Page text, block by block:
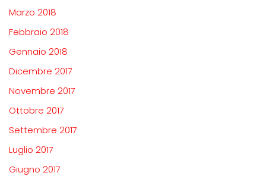
Marzo 2018
Febbraio 2018
Gennaio 2018
Dicembre 2017
Novembre 2017
Ottobre 2017
Settembre 2017
Luglio 2017
Giugno 2017